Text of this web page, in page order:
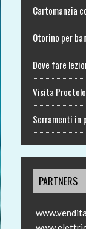
Cartomanzia
Otorino per
Dove fare
Visita
Serramenti in
PARTNERS